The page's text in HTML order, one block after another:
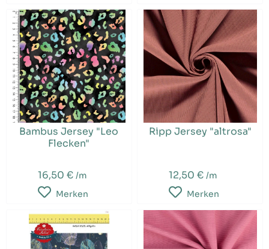
Bambus Jersey "Leo
Flecken"
16,50 € /m
Merken
Ripp Jersey "altrosa"
12,50 €/m
Merken